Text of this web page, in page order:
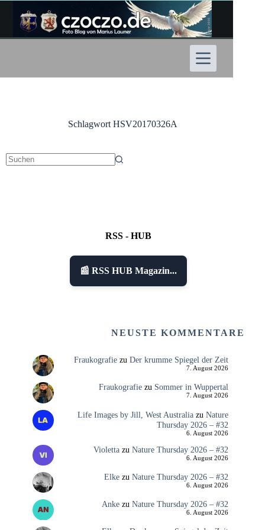
Inhalt
springen
SchlagwortHSV20170326A
RSS - HUB
📰 RSS HUB Magazin...
NEUSTE KOMMENTARE
Fraukografiezu Der krumme Spiegel der Zeit
7. August 2026
Fraukografiezu Sommer in Wuppertal
7. August 2026
Life Images by Jill, West Australiazu Nature
Thursday 2026 – #32
6. August 2026
Violettazu Nature Thursday 2026 – #32
6. August 2026
Elkezu Nature Thursday 2026 – #32
6. August 2026
Ankezu Nature Thursday 2026 – #32
6. August 2026